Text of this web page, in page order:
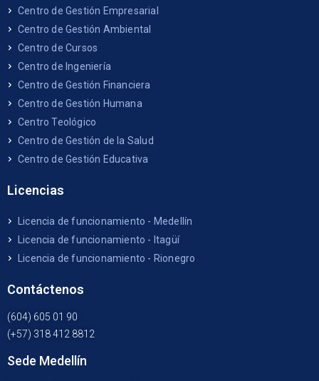
Centro de Gestión Empresarial
Centro de Gestión Ambiental
Centro de Cursos
Centro de Ingeniería
Centro de Gestión Financiera
Centro de Gestión Humana
Centro Teológico
Centro de Gestión de la Salud
Centro de Gestión Educativa
Licencias
Licencia de funcionamiento - Medellín
Licencia de funcionamiento - Itagüí
Licencia de funcionamiento - Rionegro
Contáctenos
(604) 605 01 90
(+57) 318 412 8812
Sede Medellín